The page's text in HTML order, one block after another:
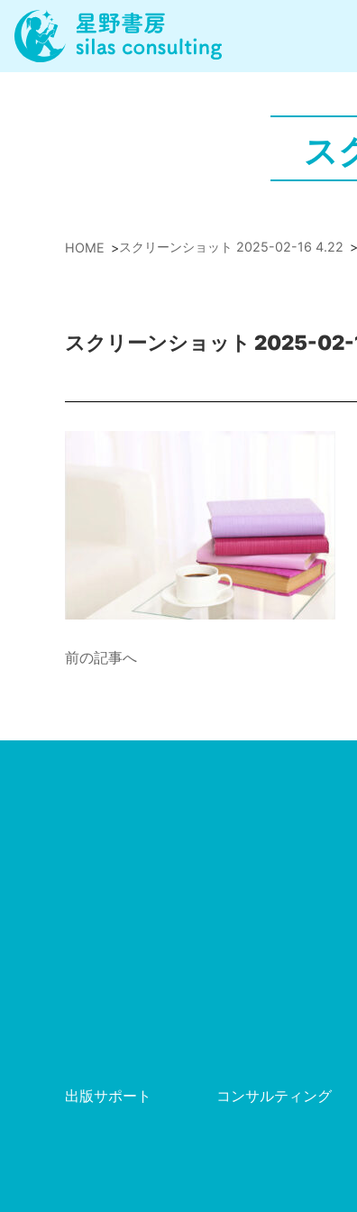
ス
HOME >スクリーンショット 2025-02-16 4.22 >
スクリーンショット 2025-
前の記事へ
出版サポート コンサルティング